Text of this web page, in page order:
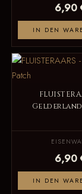
6,90
IN DEN
6,90
IN DEN